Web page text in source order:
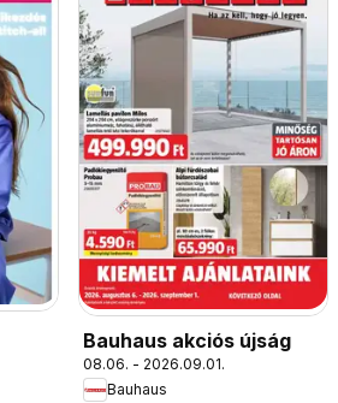
Bauhaus akciós újság
08.06. - 2026.09.01.
Bauhaus